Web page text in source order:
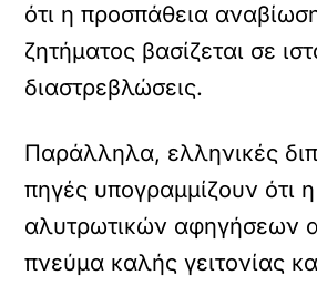
ότι η προσπάθεια
ζητήματος βασίζεται σε
διαστρεβλώσεις.
Παράλληλα, ελληνικές
πηγές υπογραμμίζουν ότι
αλυτρωτικών αφηγήσεων
πνεύμα καλής γειτονίας